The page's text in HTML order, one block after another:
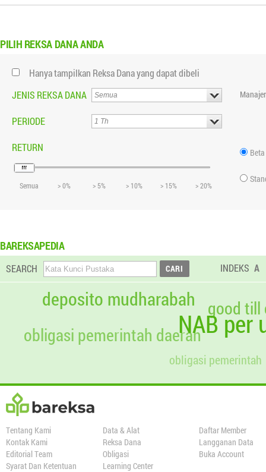
PILIH REKSA DANA ANDA
Hanya tampilkan Reksa Dana yang dapat dibeli
JENIS REKSA DANA
PERIODE
RETURN
Semua > 0% > 5% > 10% > 15% > 20%
Beta
BAREKSAPEDIA
SEARCH INDEKS A
NAB per
deposito mudharabah
obligasi pemerintah
obligasi pemerintah daerah
good till
Tentang Kami
Kontak Kami
Editorial Team
Syarat Dan Ketentuan
Data & Alat
Reksa Dana
Obligasi
Learning Center
Daftar Member
Langganan Data
Buka Account